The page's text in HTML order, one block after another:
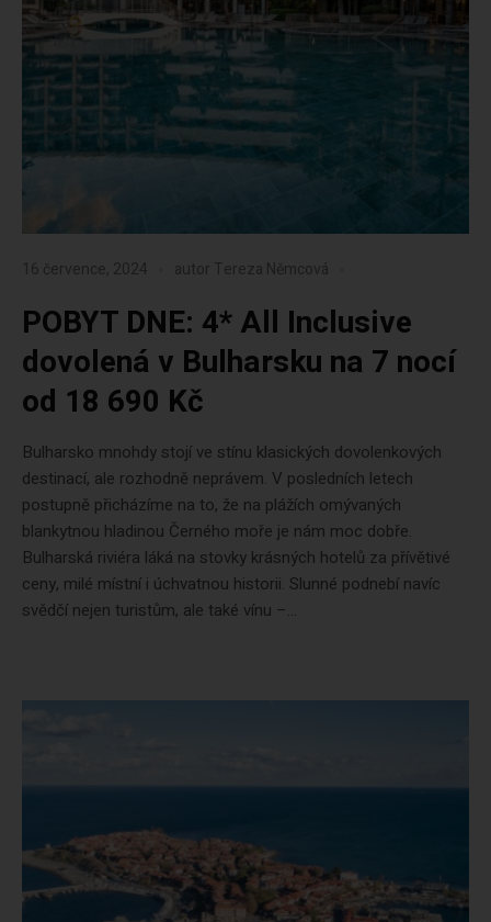
16 července, 2024 autor Tereza Němcová
POBYT DNE: 4* All Inclusive
dovolená v Bulharsku na 7 nocí
od 18 690 Kč
Bulharsko mnohdy stojí ve stínu klasických dovolenkových
destinací, ale rozhodně neprávem. V posledních letech
postupně přicházíme na to, že na plážích omývaných
blankytnou hladinou Černého moře je nám moc dobře.
Bulharská riviéra láká na stovky krásných hotelů za přívětivé
ceny, milé místní i úchvatnou historii. Slunné podnebí navíc
svědčí nejen turistům, ale také vínu –...